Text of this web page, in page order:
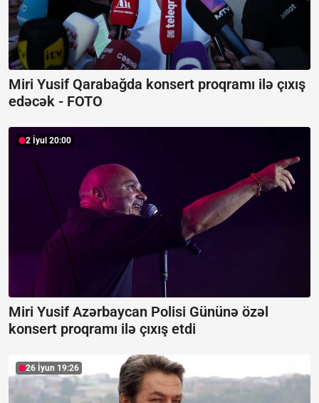
Miri Yusif Qarabağda konsert proqramı ilə çıxış
edəcək - FOTO
2 İyul 20:00
Miri Yusif Azərbaycan Polisi Gününə özəl
konsert proqramı ilə çıxış etdi
26 İyun 19:26